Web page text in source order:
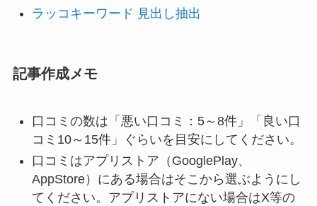
ラッコキーワード 見出し抽出
記事作成メモ
口コミの数は「悪い口コミ：5～8件」「良い口
コミ10～15件」ぐらいを目安にしてください。
口コミはアプリストア（GooglePlay、
AppStore）にある場合はそこから選ぶようにし
てください。アプリストアにない場合はX等の